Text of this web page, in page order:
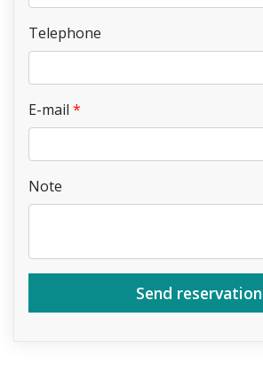
Telephone
E-mail
Note
Send reservation